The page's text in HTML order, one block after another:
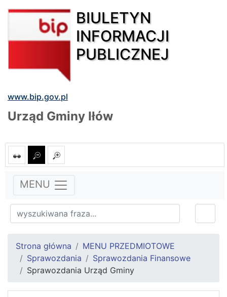
BIULETYN
INFORMACJI
PUBLICZNEJ
www.bip.gov.pl
Urząd Gminy Iłów
MENU
Strona główna
MENU PRZEDMIOTOWE
Sprawozdania
Sprawozdania Finansowe
Sprawozdania Urząd Gminy